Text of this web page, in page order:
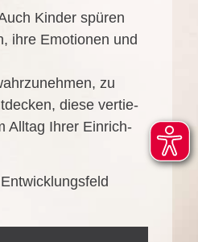
Kin­der spü­ren
ihre Emo­tio­nen und
zu
die­se ver­tie­
All­tag Ihrer Ein­rich­